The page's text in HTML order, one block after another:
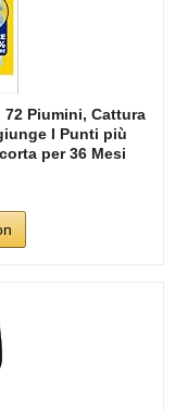
Piumini, Cattura
I Punti più
per 36 Mesi